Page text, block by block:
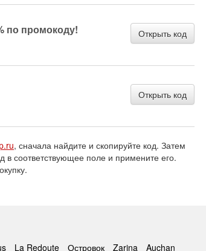
по промокоду! Открыть код
Открыть код
, сначала найдите и скопируйте код. Затем
в соответствующее поле и примените его.
La Redoute Островок Zarina Auchan